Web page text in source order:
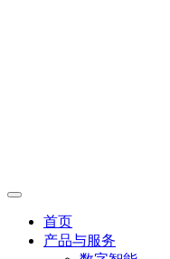
首页
产品与服务